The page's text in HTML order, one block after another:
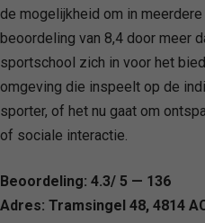
de mogelijkheid om in
beoordeling van 8,4 door meer
sportschool zich in voor het
omgeving die inspeelt op de
sporter, of het nu gaat om
of sociale interactie.
Beoordeling: 4.3/ 5 — 136
Adres: Tramsingel 48, 4814